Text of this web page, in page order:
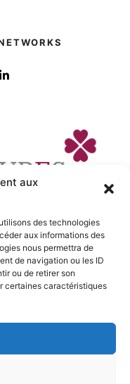
aux
des technologies
aux informations des
nous permettra de
de navigation ou les ID
ou de retirer son
certaines caractéristiques